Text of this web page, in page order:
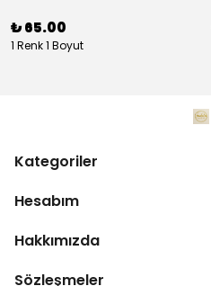
₺ 65.00
1 Renk 1 Boyut
Kategoriler
Hesabım
Hakkımızda
Sözleşmeler